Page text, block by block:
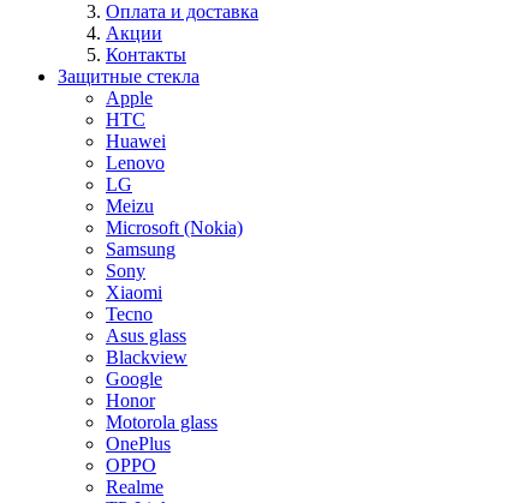
Оплата и доставка
Акции
Контакты
Защитные стекла
Apple
HTC
Huawei
Lenovo
LG
Meizu
Microsoft (Nokia)
Samsung
Sony
Xiaomi
Tecno
Asus glass
Blackview
Google
Honor
Motorola glass
OnePlus
OPPO
Realme